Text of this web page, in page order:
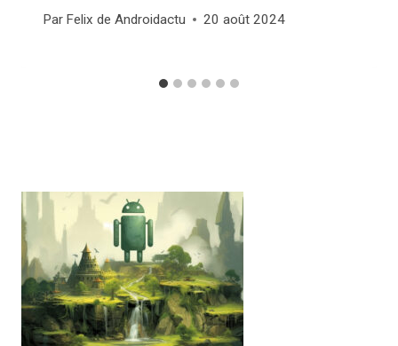
Par Felix de Androidactu 20 août 2024